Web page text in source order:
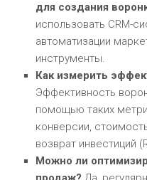
для создания
использовать CRM-
автоматизации
инструменты.
Как измерить
Эффективность
помощью таких
конверсии,
возврат инвестиций
Можно ли